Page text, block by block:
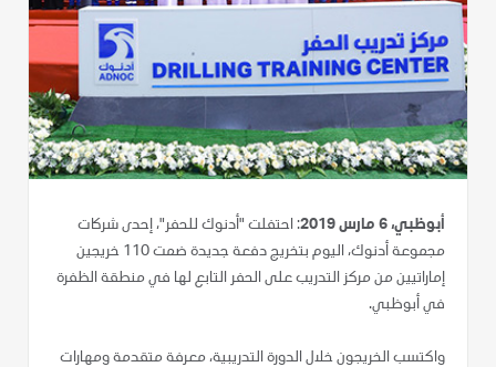
أبوظبي، 6 مارس 2019
: احتفلت "أدنوك للحفر"، إحدى شركات
مجموعة أدنوك، اليوم بتخريج دفعة جديدة ضمت 110 خريجين
إماراتيين من مركز التدريب على الحفر التابع لها في منطقة الظفرة
في أبوظبي.
واكتسب الخريجون خلال الدورة التدريبية، معرفة متقدمة ومهارات